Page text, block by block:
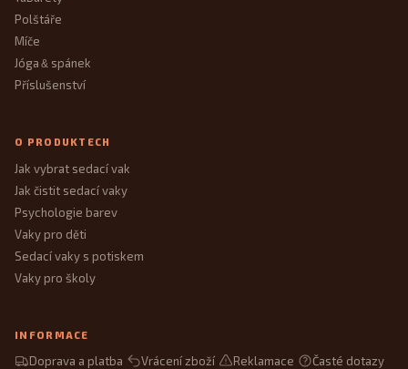
Polštáře
Míče
Jóga&spánek
Příslušenství
O PRODUKTECH
Jak vybrat sedací vak
Jak čistit sedací vaky
Psychologie barev
Vaky pro děti
Sedací vaky s potiskem
Vaky pro školy
INFORMACE
Doprava a platba Vrácení zboží Reklamace Časté dotazy